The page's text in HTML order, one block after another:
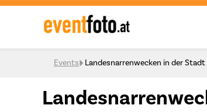
Skip to content
Events Landesnarrenwecken in der Stadt